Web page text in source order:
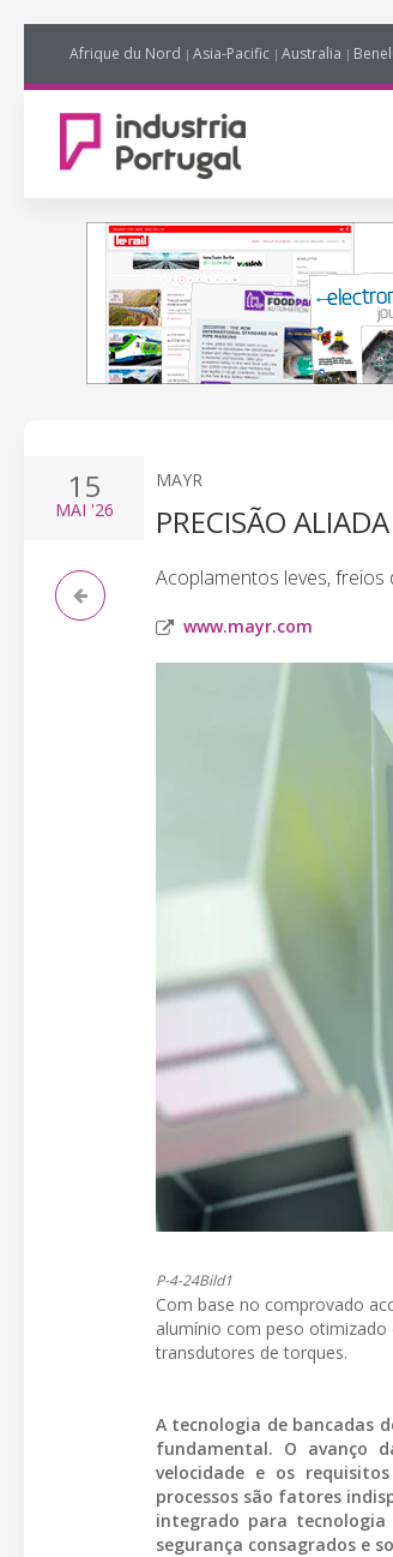
Afrique du Nord Asia-Pacific Australia
15
MAI '26
MAYR
PRECISÃO
Acoplamentos leves,
www.mayr.com
P-4-24Bild1
Com base no comprovado
alumínio com peso
transdutores de torques.
A tecnologia de bancadas
fundamental. O avanço
velocidade e os
processos são fatores
integrado para
segurança consagrados e